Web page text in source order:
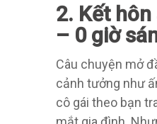
2. Kết
– 0 giờ
Câu chuyện mở
cảnh tưởng như
cô gái theo bạn